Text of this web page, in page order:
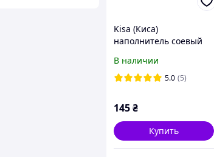
Kisa (Киса)
наполнитель соевый
клубники 6 л.
В наличии
5.0 (5)
145₴
Купить